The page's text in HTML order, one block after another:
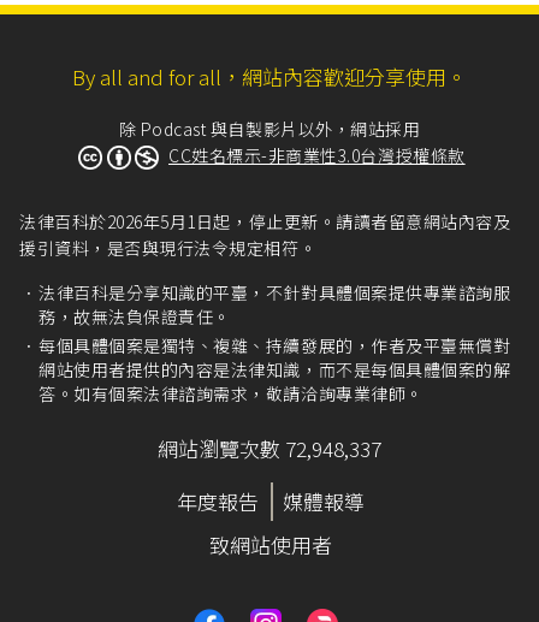
By all and for all，網站內容歡迎分享使用。
除 Podcast 與自製影片以外，網站採用
CC姓名標示-非商業性3.0台灣授權條款
法律百科於2026年5月1日起，停止更新。請讀者留意網站內容及
援引資料，是否與現行法令規定相符。
法律百科是分享知識的平臺，不針對具體個案提供專業諮詢服
務，故無法負保證責任。
每個具體個案是獨特、複雜、持續發展的，作者及平臺無償對
網站使用者提供的內容是法律知識，而不是每個具體個案的解
答。如有個案法律諮詢需求，敬請洽詢專業律師。
網站瀏覽次數 72,948,337
年度報告
媒體報導
致網站使用者